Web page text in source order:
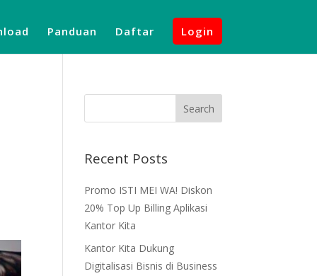
Panduan Daftar Login
Recent Posts
Promo ISTI MEI WA! Diskon
20% Top Up Billing Aplikasi
Kantor Kita
Kantor Kita Dukung
Digitalisasi Bisnis di Business